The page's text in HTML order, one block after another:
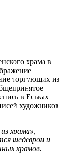
храма в
торгующих из
в Еськах
художников
храма»,
шедевром и
храмов.